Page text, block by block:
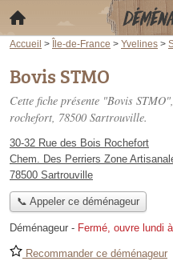
Accueil > Île-de-France > Yvelines >
Bovis STMO
Cette fiche présente "Bovis
rochefort, 78500 Sartrouville.
30-32 Rue des Bois Rochefort
Chem. Des Perriers Zone
78500 Sartrouville
📞 Appeler ce déménageur
Déménageur - Fermé, ouvre lundi
Recommander ce déménageur